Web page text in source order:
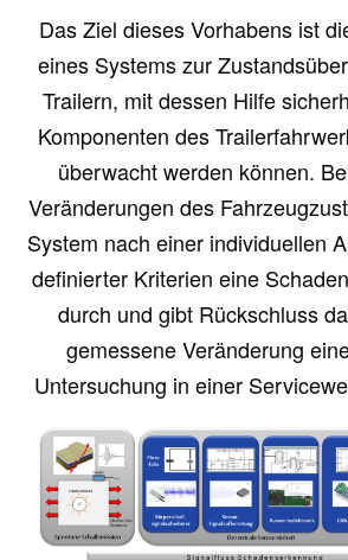
Das Ziel dieses Vorhabens ist
eines Systems zur
Trailern, mit dessen Hilfe
Komponenten des
überwacht werden können.
Veränderungen des
System nach einer individuellen
definierter Kriterien eine
durch und gibt Rückschluss
gemessene Veränderung
Untersuchung in einer